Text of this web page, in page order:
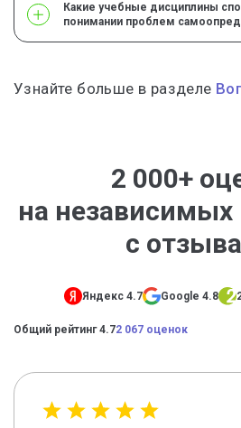
Какие учебные дисциплины
понимании проблем
Узнайте больше в разделе
2 000+
на
с
Яндекс 4.7 Google 4.8
Общий рейтинг 4.72 067 оценок